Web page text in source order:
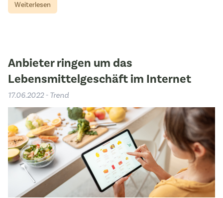
Weiterlesen
Anbieter ringen um das
Lebensmittelgeschäft im Internet
17.06.2022 - Trend